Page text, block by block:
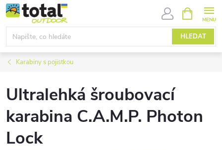
Přejít
na
obsah
HLEDAT
NÁKUPNÍ
KOŠÍK
Karabiny s pojistkou
Ultralehká šroubovací
karabina C.A.M.P. Photon
Lock